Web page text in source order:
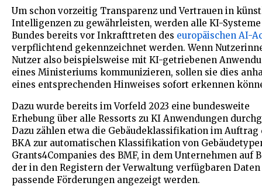
Um schon vorzeitig Transparenz und Vertrauen in
Intelligenzen zu gewährleisten, werden alle KI-Systeme
Bundes bereits vor Inkrafttreten des europäischen AI-
verpflichtend gekennzeichnet werden. Wenn
Nutzer also beispielsweise mit KI-getriebenen
eines Ministeriums kommunizieren, sollen sie dies
eines entsprechenden Hinweises sofort erkennen
Dazu wurde bereits im Vorfeld 2023 eine bundesweite
Erhebung über alle Ressorts zu KI Anwendungen
Dazu zählen etwa die Gebäudeklassifikation im Auftrag
BKA zur automatischen Klassifikation von
Grants4Companies des BMF, in dem Unternehmen auf
der in den Registern der Verwaltung verfügbaren
passende Förderungen angezeigt werden.